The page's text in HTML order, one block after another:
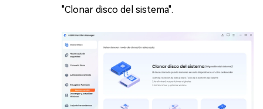
"Clonar disco del sistema".